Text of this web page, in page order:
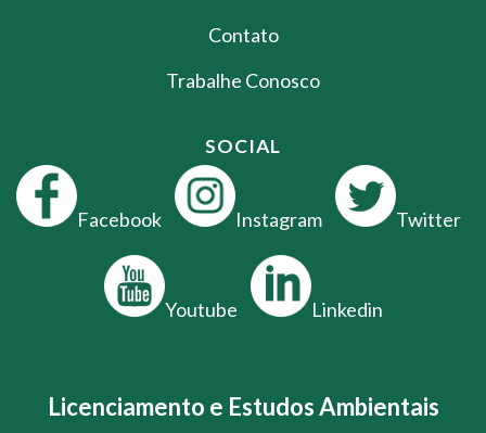
Contato
Trabalhe Conosco
SOCIAL
Facebook Instagram Twitter
Youtube Linkedin
Licenciamento e Estudos Ambientais